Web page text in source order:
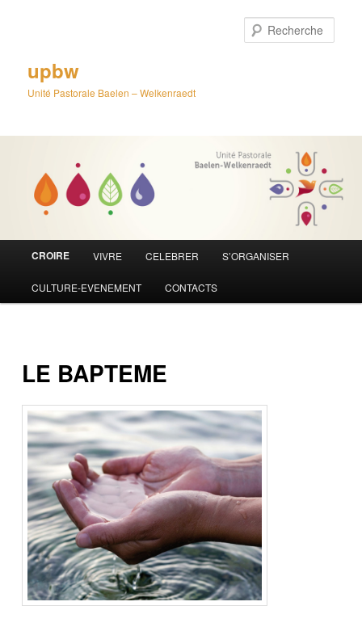
upbw
Unité Pastorale Baelen – Welkenraedt
CROIRE VIVRE CELEBRER S’ORGANISER
CULTURE-EVENEMENT CONTACTS
LE BAPTEME